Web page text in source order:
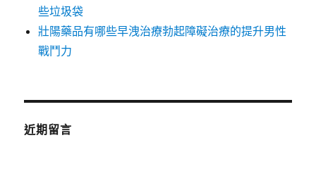
些垃圾袋
壯陽藥品有哪些早洩治療勃起障礙治療的提升男性
戰鬥力
近期留言